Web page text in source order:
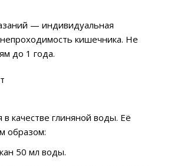
— индивидуальная
кишечника. Не
до 1 года.
качестве глиняной воды. Её
образом:
50 мл воды.